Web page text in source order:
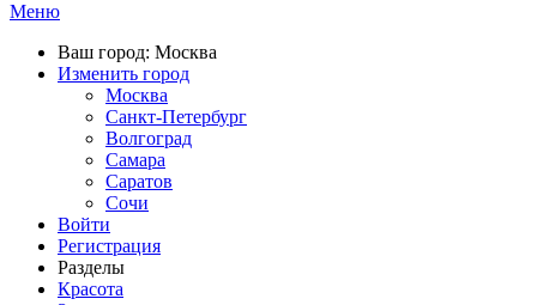
Меню
Ваш город: Москва
Изменить город
Москва
Санкт-Петербург
Волгоград
Самара
Саратов
Сочи
Войти
Регистрация
Разделы
Красота